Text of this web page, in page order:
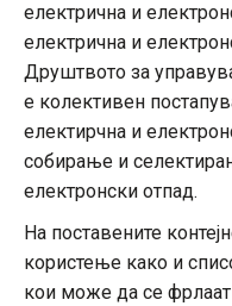
електрична и
електрична и
Друштвото за
е колективен
електирчна и
собирање и
електронски отпад.
На поставените
користење како и
кои може да се